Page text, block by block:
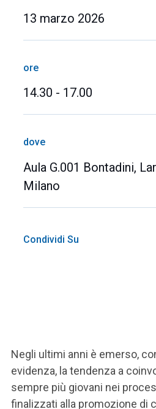
13 marzo 2026
ore
14.30 - 17.00
dove
Aula G.001 Bontadini,
Milano
Condividi Su
Negli ultimi anni è emerso,
evidenza, la tendenza a
sempre più giovani nei
finalizzati alla promozione di